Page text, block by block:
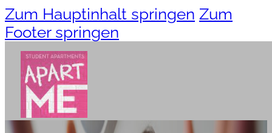
Zum Hauptinhalt springen Zum
Footer springen